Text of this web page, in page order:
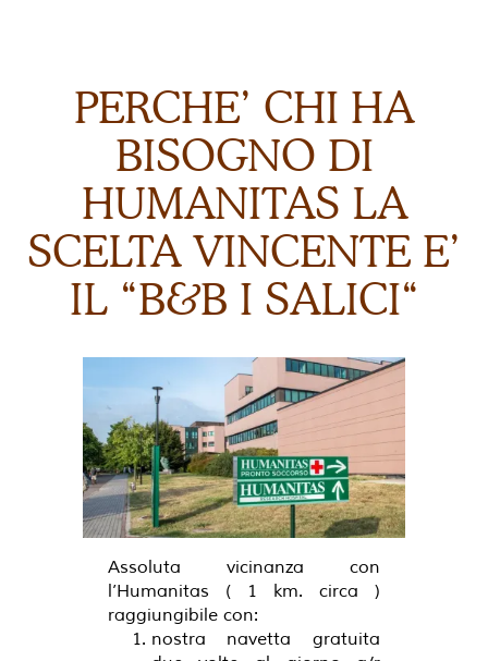
PERCHE’ CHI HA
BISOGNO DI
HUMANITAS LA
SCELTA VINCENTE E’
IL “B&B I SALICI“
Assoluta vicinanza con
l’Humanitas ( 1 km. circa )
raggiungibile con:
nostra navetta gratuita